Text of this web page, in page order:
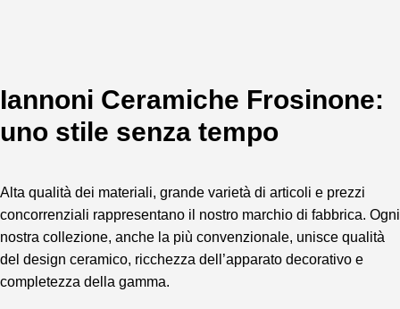
Iannoni Ceramiche Frosinone:
uno stile senza tempo
Alta qualità dei materiali, grande varietà di articoli e prezzi
concorrenziali rappresentano il nostro marchio di fabbrica. Ogni
nostra collezione, anche la più convenzionale, unisce qualità
del design ceramico, ricchezza dell’apparato decorativo e
completezza della gamma.